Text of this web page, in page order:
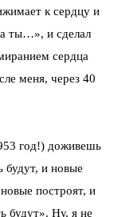
к сердцу и
а ты…», и сделал
сердца
меня, через 40
год!) доживешь
будут, и новые
построят, и
будут». Ну, я не